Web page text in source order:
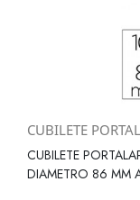
CUBILETE
CUBILETE
DIAMETRO 86 MM